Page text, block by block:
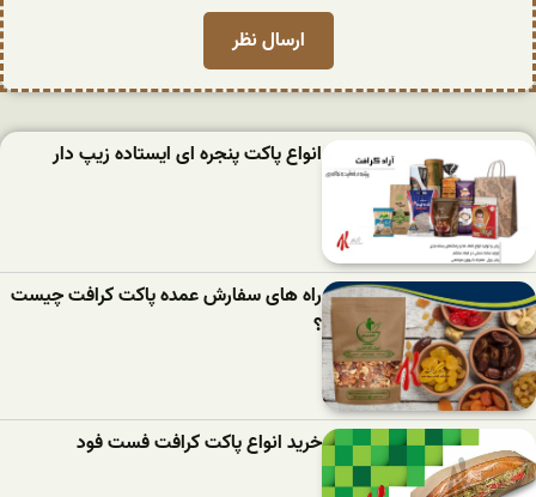
انواع پاکت پنجره ای ایستاده زیپ دار
راه های سفارش عمده پاکت کرافت چیست
؟
خرید انواع پاکت کرافت فست فود